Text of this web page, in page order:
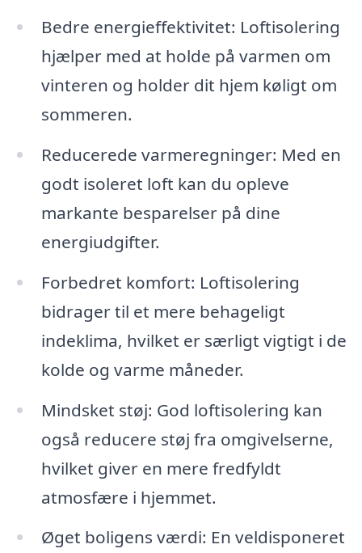
Bedre energieffektivitet: Loftisolering
hjælper med at holde på varmen om
vinteren og holder dit hjem køligt om
sommeren.
Reducerede varmeregninger: Med en
godt isoleret loft kan du opleve
markante besparelser på dine
energiudgifter.
Forbedret komfort: Loftisolering
bidrager til et mere behageligt
indeklima, hvilket er særligt vigtigt i de
kolde og varme måneder.
Mindsket støj: God loftisolering kan
også reducere støj fra omgivelserne,
hvilket giver en mere fredfyldt
atmosfære i hjemmet.
Øget boligens værdi: En veldisponeret